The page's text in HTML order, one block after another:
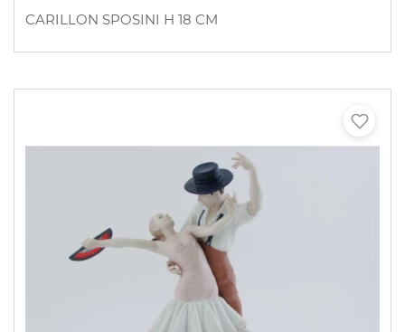
CARILLON SPOSINI H 18 CM